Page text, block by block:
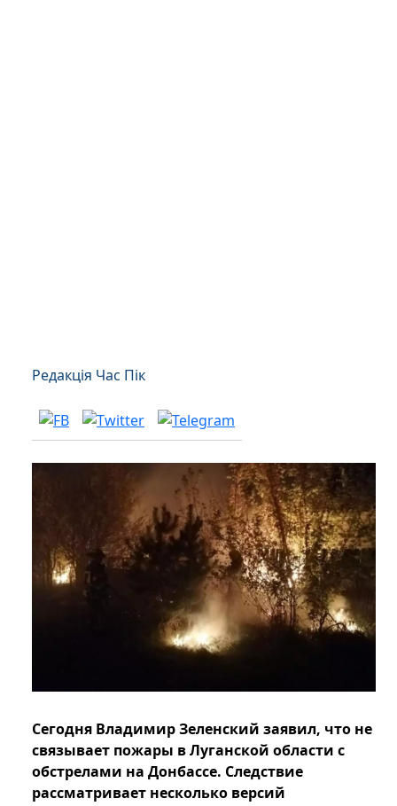
Редакція Час Пік
Сегодня Владимир Зеленский заявил, что не
связывает пожары в Луганской области с
обстрелами на Донбассе. Следствие
рассматривает несколько версий